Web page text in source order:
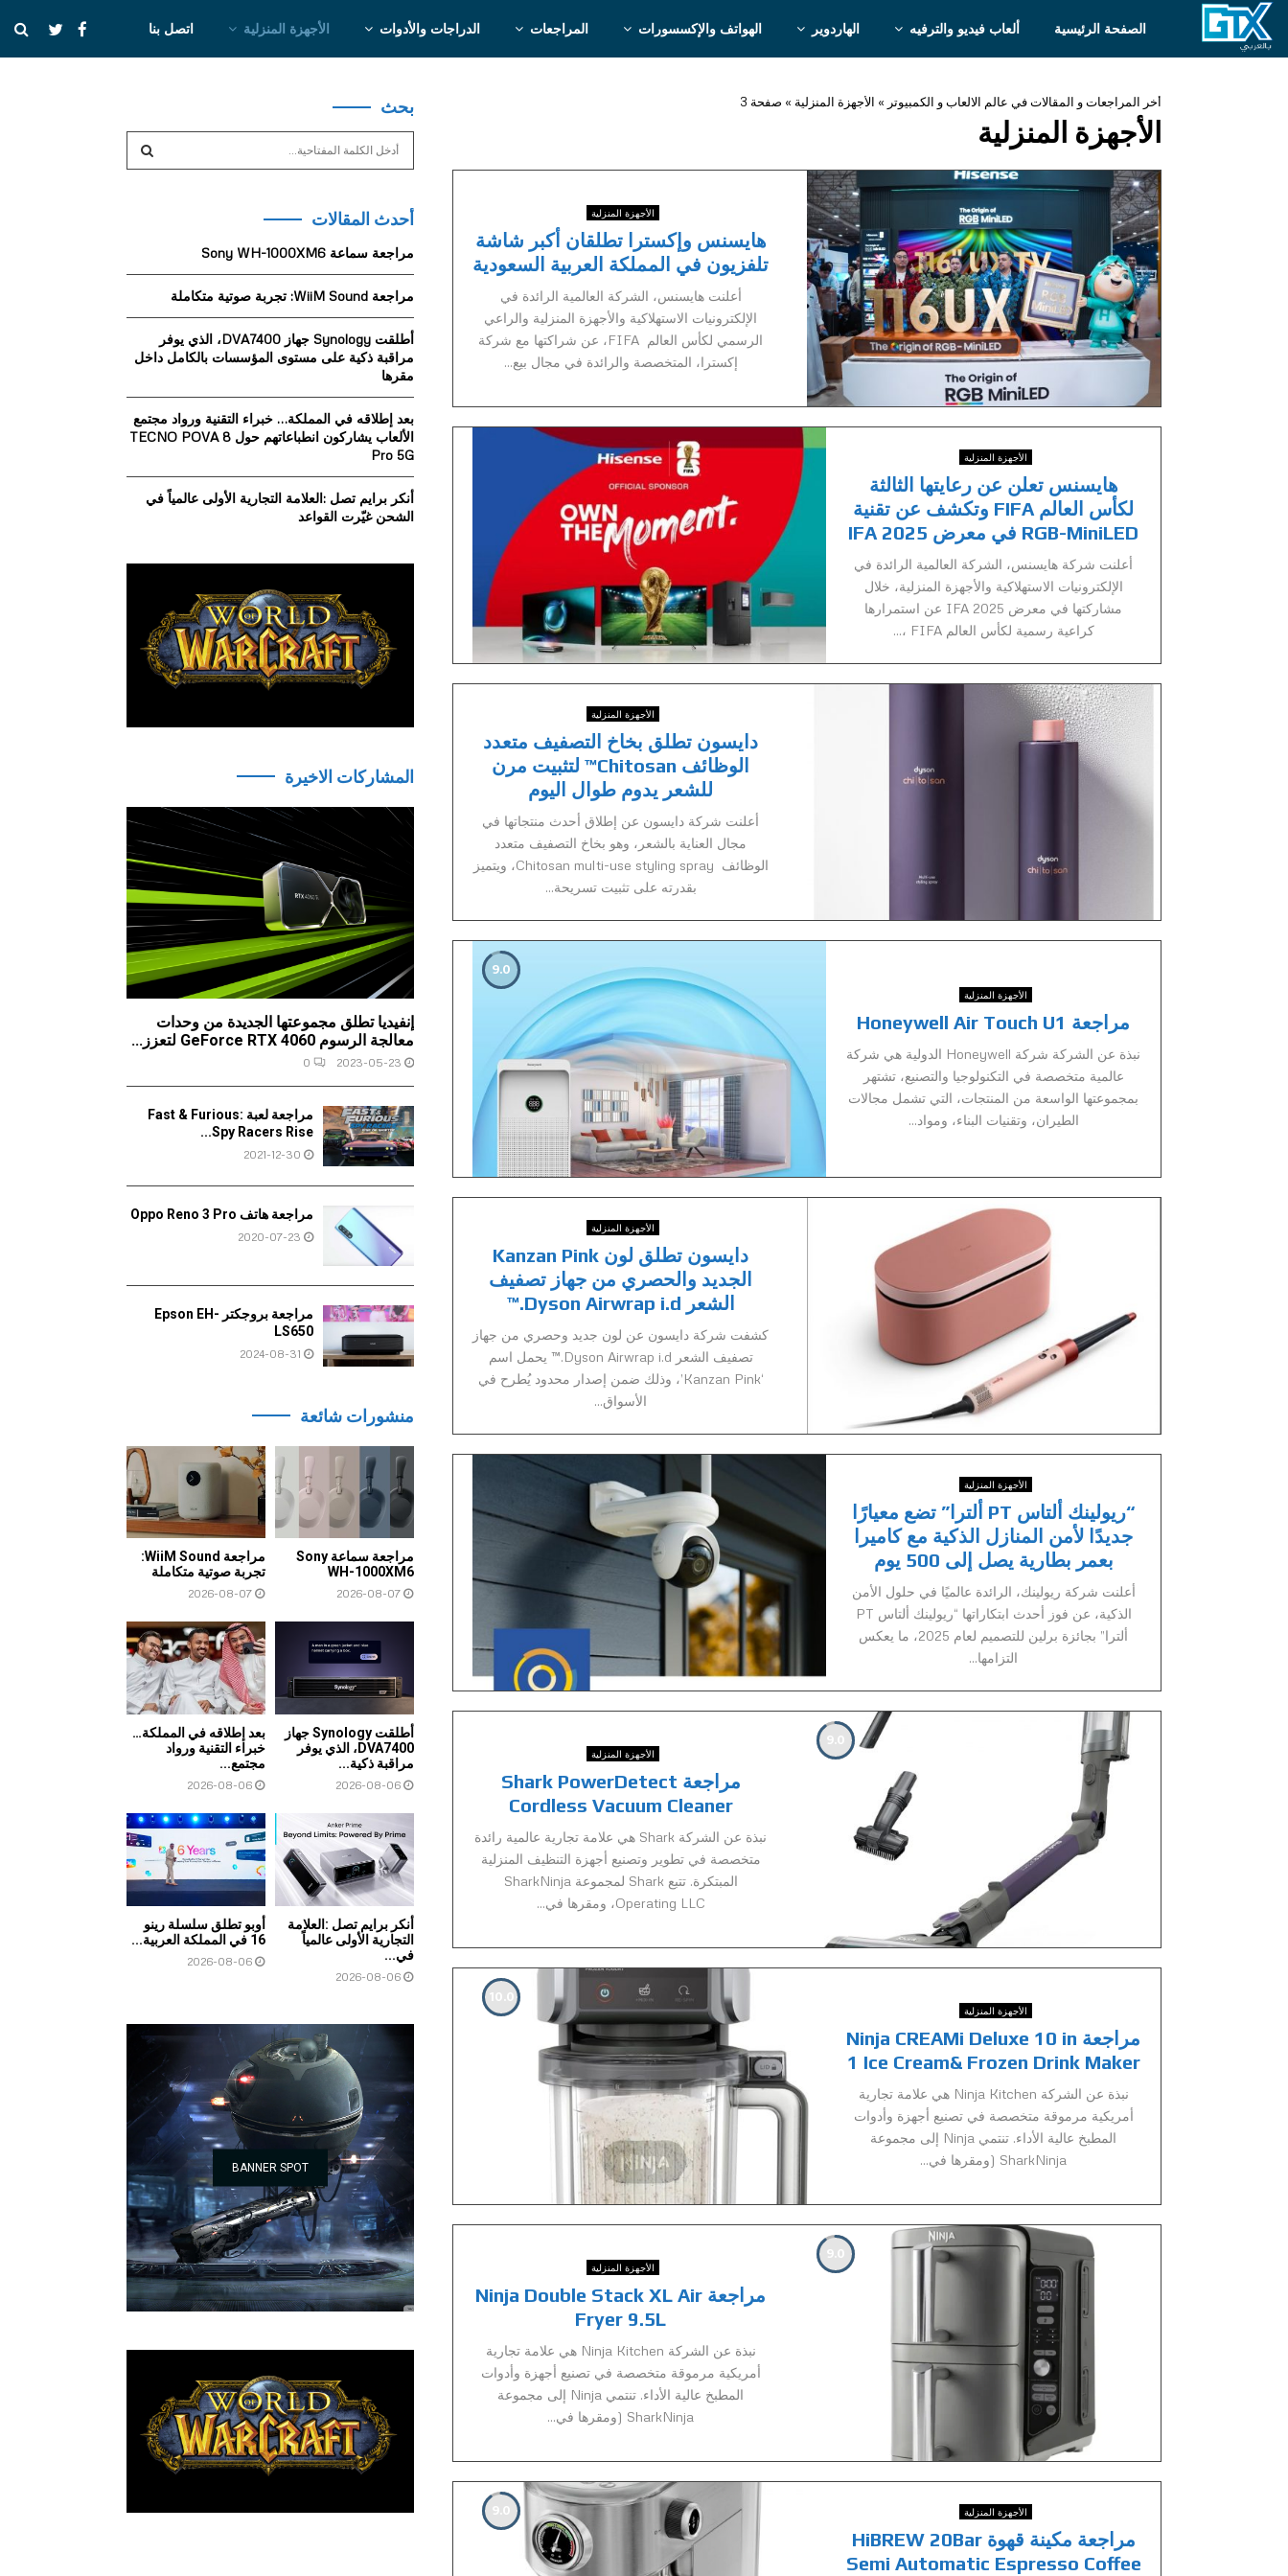
الصفحة الرئيسية ألعاب فيديو والترفيه الهاردوير الهواتف والإكسسورات المراجعات الدراجات والأدوات الأجهزة المنزلية اتصل بنا
أخر المراجعات و المقالات في عالم الالعاب و الكمبيوتر » الأجهزة المنزلية » صفحة 3
الأجهزة المنزلية
الأجهزة المنزلية
هايسنس وإكسترا تطلقان أكبر شاشة
تلفزيون في المملكة العربية السعودية
أعلنت هايسنس، الشركة العالمية الرائدة في
الإلكترونيات الاستهلاكية والأجهزة المنزلية والراعي
الرسمي لكأس العالم FIFA، عن شراكتها مع شركة
إكسترا، المتخصصة والرائدة في مجال بيع...
الأجهزة المنزلية
هايسنس تعلن عن رعايتها الثالثة
لكأس العالم FIFA وتكشف عن تقنية
RGB-MiniLED في معرض IFA 2025
أعلنت شركة هايسنس، الشركة العالمية الرائدة في
الإلكترونيات الاستهلاكية والأجهزة المنزلية، خلال
مشاركتها في معرض IFA 2025 عن استمرارها
كراعية رسمية لكأس العالم FIFA ،...
الأجهزة المنزلية
دايسون تطلق بخاخ التصفيف متعدد
الوظائف Chitosan™ لتثبيت مرن
للشعر يدوم طوال اليوم
أعلنت شركة دايسون عن إطلاق أحدث منتجاتها في
مجال العناية بالشعر، وهو بخاخ التصفيف متعدد
الوظائف Chitosan multi-use styling spray، ويتميز
بقدرته على تثبيت تسريحة...
9.0
الأجهزة المنزلية
مراجعة Honeywell Air Touch U1
نبذة عن الشركة شركة Honeywell الدولية هي شركة
عالمية متخصصة في التكنولوجيا والتصنيع، تشتهر
بمجموعتها الواسعة من المنتجات، التي تشمل مجالات
الطيران، وتقنيات البناء، ومواد...
الأجهزة المنزلية
دايسون تطلق لون Kanzan Pink
الجديد والحصري من جهاز تصفيف
الشعر Dyson Airwrap i.d.™
كشفت شركة دايسون عن لون جديد وحصري من جهاز
تصفيف الشعر Dyson Airwrap i.d.™ يحمل اسم
‘Kanzan Pink’، وذلك ضمن إصدار محدود يُطرح في
الأسواق...
الأجهزة المنزلية
“ريولينك ألتاس PT ألترا” تضع معيارًا
جديدًا لأمن المنازل الذكية مع كاميرا
بعمر بطارية يصل إلى 500 يوم
أعلنت شركة ريولينك، الرائدة عالميًا في حلول الأمن
الذكية، عن فوز أحدث ابتكاراتها “ريولينك ألتاس PT
ألترا” بجائزة برلين للتصميم لعام 2025، ما يعكس
التزامها...
9.0
الأجهزة المنزلية
مراجعة Shark PowerDetect
Cordless Vacuum Cleaner
نبذة عن الشركة Shark هي علامة تجارية عالمية رائدة
متخصصة في تطوير وتصنيع أجهزة التنظيف المنزلية
المبتكرة. تتبع Shark لمجموعة SharkNinja
Operating LLC، ومقرها في...
10.0
الأجهزة المنزلية
مراجعة Ninja CREAMi Deluxe 10 in
1 Ice Cream& Frozen Drink Maker
نبذة عن الشركة Ninja Kitchen هي علامة تجارية
أمريكية مرموقة متخصصة في تصنيع أجهزة وأدوات
المطبخ عالية الأداء. تنتمي Ninja إلى مجموعة
SharkNinja (ومقرها في...
9.0
الأجهزة المنزلية
مراجعة Ninja Double Stack XL Air
Fryer 9.5L
نبذة عن الشركة Ninja Kitchen هي علامة تجارية
أمريكية مرموقة متخصصة في تصنيع أجهزة وأدوات
المطبخ عالية الأداء. تنتمي Ninja إلى مجموعة
SharkNinja (ومقرها في...
9.0 الأجهزة المنزلية
مراجعة مكينة قهوة HiBREW 20Bar
Semi Automatic Espresso Coffee
بحث
c
f
r
:
أحدث المقالات
مراجعة سماعة Sony WH-1000XM6
مراجعة WiiM Sound: تجربة صوتية متكاملة
أطلقت Synology جهاز DVA7400، الذي يوفر
مراقبة ذكية على مستوى المؤسسات بالكامل داخل
مقرها
بعد إطلاقه في المملكة… خبراء التقنية ورواد مجتمع
الألعاب يشاركون انطباعاتهم حول TECNO POVA 8
Pro 5G
أنكر برايم تصل :العلامة التجارية الأولى عالمياً في
الشحن غيّرت القواعد
المشاركات الاخيرة
إنفيديا تطلق مجموعتها الجديدة من وحدات
معالجة الرسوم GeForce RTX 4060 لتعزز...
2023-05-23
0
مراجعة لعبة Fast & Furious:
Spy Racers Rise...
2021-12-30
مراجعة هاتف Oppo Reno 3 Pro
2020-07-23
مراجعة بروجكتر Epson EH-
LS650
2024-08-31
منشورات شائعة
مراجعة سماعة Sony
WH-1000XM6
2026-08-07
مراجعة WiiM Sound:
تجربة صوتية متكاملة
2026-08-07
أطلقت Synology جهاز
DVA7400، الذي يوفر
مراقبة ذكية...
2026-08-06
بعد إطلاقه في المملكة…
خبراء التقنية ورواد
مجتمع...
2026-08-06
أنكر برايم تصل :العلامة
التجارية الأولى عالمياً
في...
2026-08-06
أوبو تطلق سلسلة رينو
16 في المملكة العربية...
2026-08-06
BANNER SPOT